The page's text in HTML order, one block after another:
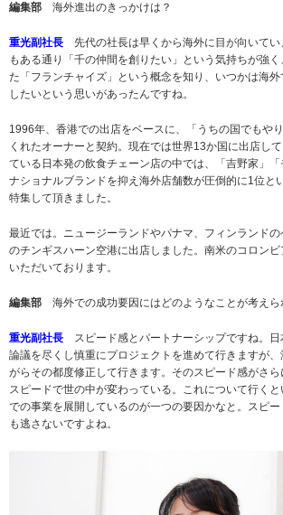
編集部 海外進出のきっかけは？
重光副社長 先代の社長は早くから海外に目が向いてい
もある通り「千の仲間を創りたい」という気持ちが強
た「フランチャイズ」という概念を知り、いつかは海
したいという思いがあったんですね。
1996年、香港での出店をベースに、「うちの国でもや
くれたオーナーと契約。現在では世界13か国に出店し
ている日本発の飲食チェーン店の中では、「吉野家」
ナショナルブランドを抑え海外店舗数が圧倒的に1位と
特集して頂きました。
最近では。ニュージーランドやパナマ、フィンランド
のチンギスハーン空港に出店しました。南米のコロン
いただいております。
編集部 海外での成功要因にはどのようなことが考えら
重光副社長 スピード感とパートナーシップですね。日
論議を尽くし慎重にプロジェクトを進めて行きますが
がらその都度修正して行きます。そのスピード感がさ
スピードで世の中が変わっている。これについて行く
での事業を展開しているのが一つの要因かなと。スピ
も逃さないですよね。